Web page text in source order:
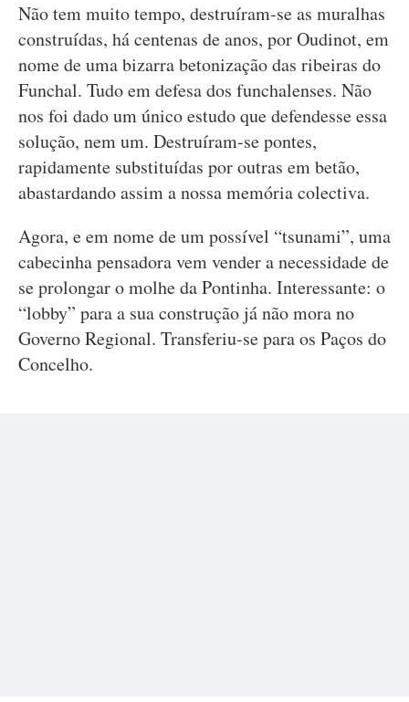
Não tem muito tempo, destruíram-se as muralhas
construídas, há centenas de anos, por Oudinot, em
nome de uma bizarra betonização das ribeiras do
Funchal. Tudo em defesa dos funchalenses. Não
nos foi dado um único estudo que defendesse essa
solução, nem um. Destruíram-se pontes,
rapidamente substituídas por outras em betão,
abastardando assim a nossa memória colectiva.
Agora, e em nome de um possível “tsunami”, uma
cabecinha pensadora vem vender a necessidade de
se prolongar o molhe da Pontinha. Interessante: o
“lobby” para a sua construção já não mora no
Governo Regional. Transferiu-se para os Paços do
Concelho.